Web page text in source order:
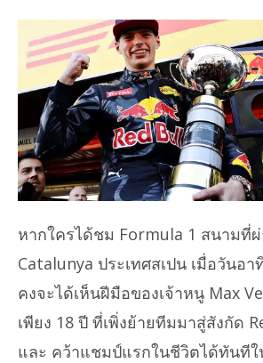
หากใครได้ชม Formula 1 สนามที่
Catalunya ประเทศสเปน เมื่อวันอ
คงจะได้เห็นฝีมือของเจ้าหนู Max
เพียง 18 ปี ที่เพิ่งย้ายทีมมาสู่สังกัด
และ คว้าแชมป์แรกในชีวิตได้ทันที